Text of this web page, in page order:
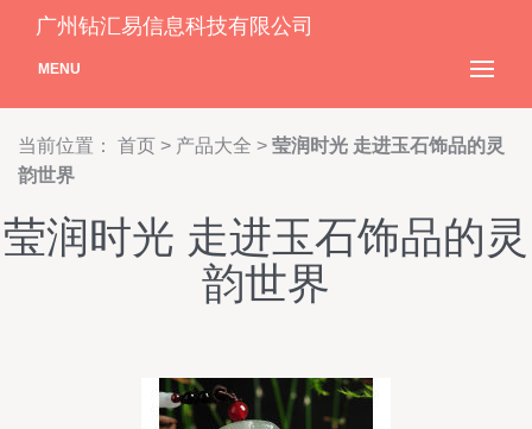
广州钻汇易信息科技有限公司
MENU
当前位置： 首页 > 产品大全 > 莹润时光 走进玉石饰品的灵
韵世界
莹润时光 走进玉石饰品的灵
韵世界